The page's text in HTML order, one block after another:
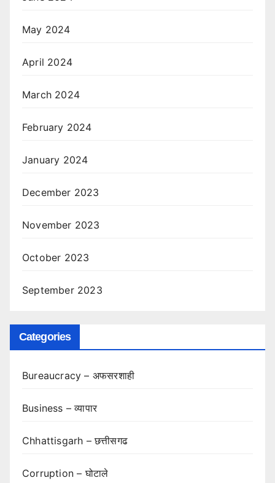
May 2024
April 2024
March 2024
February 2024
January 2024
December 2023
November 2023
October 2023
September 2023
Categories
Bureaucracy – अफसरशाही
Business – व्यापार
Chhattisgarh – छत्तीसगढ
Corruption – घोटाले